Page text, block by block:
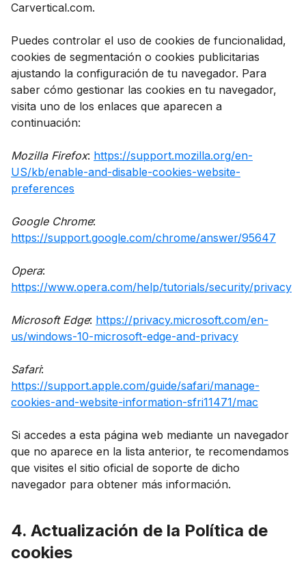
Carvertical.com.
Puedes controlar el uso de cookies de funcionalidad,
cookies de segmentación o cookies publicitarias
ajustando la configuración de tu navegador. Para
saber cómo gestionar las cookies en tu navegador,
visita uno de los enlaces que aparecen a
continuación:
Mozilla Firefox: https://support.mozilla.org/en-
US/kb/enable-and-disable-cookies-website-
preferences
Google Chrome:
https://support.google.com/chrome/answer/95647
Opera:
https://www.opera.com/help/tutorials/security/privacy
Microsoft Edge: https://privacy.microsoft.com/en-
us/windows-10-microsoft-edge-and-privacy
Safari:
https://support.apple.com/guide/safari/manage-
cookies-and-website-information-sfri11471/mac
Si accedes a esta página web mediante un navegador
que no aparece en la lista anterior, te recomendamos
que visites el sitio oficial de soporte de dicho
navegador para obtener más información.
4. Actualización de la Política de
cookies